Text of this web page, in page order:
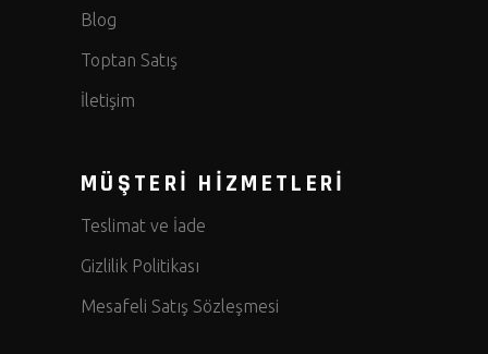
Blog
Toptan Satış
İletişim
MÜŞTERİ HİZMETLERİ
Teslimat ve İade
Gizlilik Politikası
Mesafeli Satış Sözleşmesi